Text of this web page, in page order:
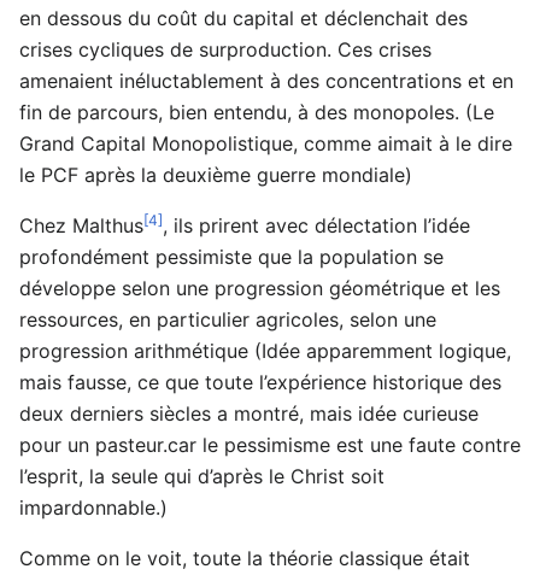
en dessous du coût du capital et déclenchait des
crises cycliques de surproduction. Ces crises
amenaient inéluctablement à des concentrations et en
fin de parcours, bien entendu, à des monopoles. (Le
Grand Capital Monopolistique, comme aimait à le dire
le PCF après la deuxième guerre mondiale)
Chez Malthus[4], ils prirent avec délectation l’idée
profondément pessimiste que la population se
développe selon une progression géométrique et les
ressources, en particulier agricoles, selon une
progression arithmétique (Idée apparemment logique,
mais fausse, ce que toute l’expérience historique des
deux derniers siècles a montré, mais idée curieuse
pour un pasteur.car le pessimisme est une faute contre
l’esprit, la seule qui d’après le Christ soit
impardonnable.)
Comme on le voit, toute la théorie classique était